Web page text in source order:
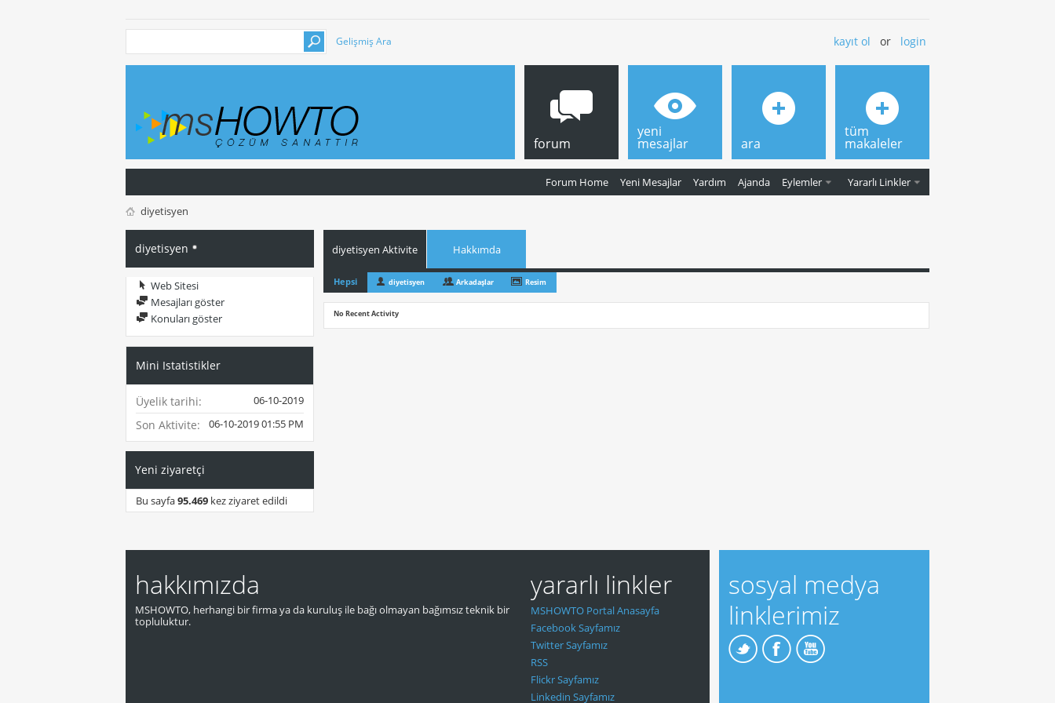
Gelişmiş Ara kayıt ol or login
forum
Forum Home Yeni Mesajlar Yardım Ajanda Eylemler Yararlı Linkler
yeni
mesajlar ara
tüm
makaleler
diyetisyen
diyetisyen
Web Sitesi
Mesajları göster
Konuları göster
Mini Istatistikler
Üyelik tarihi 06-10-2019
Son Aktivite 06-10-201901:55 PM
Yeni ziyaretçi
Bu sayfa95.469 kez ziyaret edildi
diyetisyen Aktivite Hakkımda
Hepsi diyetisyen Arkadaşlar Resim
No Recent Activity
hakkımızda
MSHOWTO, herhangi bir firma ya da kuruluş ile bağı olmayan bağımsız teknik bir
topluluktur.
yararlı linkler
MSHOWTO Portal Anasayfa
Facebook Sayfamız
Twitter Sayfamız
RSS
Flickr Sayfamız
Linkedin Sayfamız
sosyal medya
linklerimiz